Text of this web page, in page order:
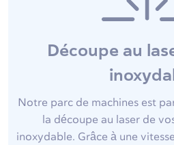
Découpe au
Notre parc de machines est
la découpe au laser de
inoxydable. Grâce à une